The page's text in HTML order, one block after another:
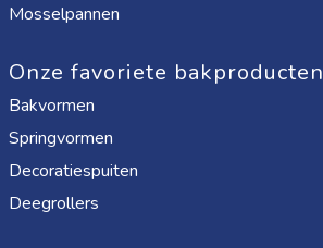
Mosselpannen
Onze favoriete bakproducten
Bakvormen
Springvormen
Decoratiespuiten
Deegrollers